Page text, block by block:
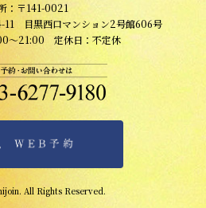
：〒141-0021
11 目黒西口マンション2号館606号
～21:00 定休日：不定休
All Rights Reserved.